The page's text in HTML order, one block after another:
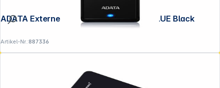
ADATA Externe HDD HV620S 1TB 2.5 VALUE Black
Artikel-Nr.:887336